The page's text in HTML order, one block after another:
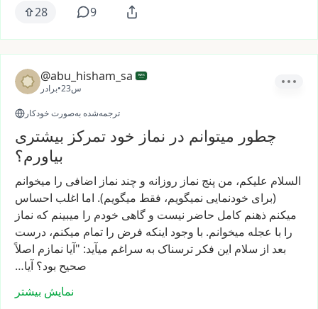
28 9
@abu_hisham_sa
برادر• 23س
ترجمه‌شده به‌صورت خودکار
چطور میتوانم در نماز خود تمرکز بیشتری
بیاورم؟
السلام علیکم، من پنج نماز روزانه و چند نماز اضافی را میخوانم
(برای خودنمایی نمیگویم، فقط میگویم). اما اغلب احساس
میکنم ذهنم کامل حاضر نیست و گاهی خودم را میبینم که نماز
را با عجله میخوانم. با وجود اینکه فرض را تمام میکنم، درست
بعد از سلام این فکر ترسناک به سراغم میآید: "آیا نمازم اصلاً
صحیح بود؟ آیا…
نمایش بیشتر